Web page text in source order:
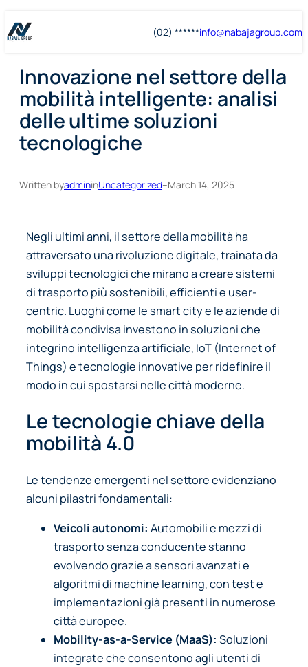
Skip
to
Skip
to
(02) ******info@nabajagroup.com
Innovazione nel settore della
mobilità intelligente: analisi
delle ultime soluzioni
tecnologiche
Written byadmininUncategorized–March 14, 2025
Negli ultimi anni, il settore della mobilità ha
attraversato una rivoluzione digitale, trainata da
sviluppi tecnologici che mirano a creare sistemi
di trasporto più sostenibili, efficienti e user-
centric. Luoghi come le smart city e le aziende di
mobilità condivisa investono in soluzioni che
integrino intelligenza artificiale, IoT (Internet of
Things) e tecnologie innovative per ridefinire il
modo in cui spostarsi nelle città moderne.
Le tecnologie chiave della
mobilità 4.0
Le tendenze emergenti nel settore evidenziano
alcuni pilastri fondamentali:
Veicoli autonomi: Automobili e mezzi di
trasporto senza conducente stanno
evolvendo grazie a sensori avanzati e
algoritmi di machine learning, con test e
implementazioni già presenti in numerose
città europee.
Mobility-as-a-Service (MaaS): Soluzioni
integrate che consentono agli utenti di